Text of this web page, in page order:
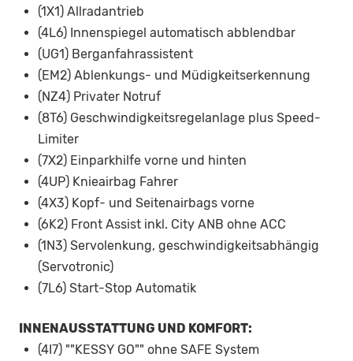
(1X1) Allradantrieb
(4L6) Innenspiegel automatisch abblendbar
(UG1) Berganfahrassistent
(EM2) Ablenkungs- und Müdigkeitserkennung
(NZ4) Privater Notruf
(8T6) Geschwindigkeitsregelanlage plus Speed-
Limiter
(7X2) Einparkhilfe vorne und hinten
(4UP) Knieairbag Fahrer
(4X3) Kopf- und Seitenairbags vorne
(6K2) Front Assist inkl. City ANB ohne ACC
(1N3) Servolenkung, geschwindigkeitsabhängig
(Servotronic)
(7L6) Start-Stop Automatik
INNENAUSSTATTUNG UND KOMFORT:
(4I7) ""KESSY GO"" ohne SAFE System